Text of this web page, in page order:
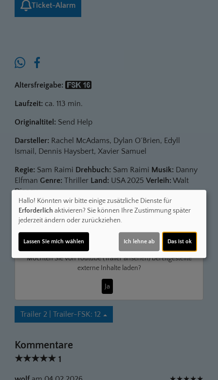
Ticket-Alarm
Altersfreigabe:
Laufzeit: ca. 113 min.
Originaltitel: Send Help
Darsteller: Rachel McAdams, Dylan O´Brien, Edyll
Ismail, Dennis Haysbert, Xavier Samuel
Regie: Sam Raimi Drehbuch: Sam Raimi Musik: Danny
Elfman Genre: Thriller Land: USA 2025 Verleih: Walt
Disney
Inhalte zum Teil von
Möchten Sie vonYoutube (Trailer ansehen)bereitgestellte
externe Inhalte laden?
Ja
Trailer 2 | Trailer-FSK: 12
Kommentare
★★★★★ 1
Hallo! Könnten wir bitte einige zusätzliche Dienste für
Erforderlich aktivieren? Sie können Ihre Zustimmung später
jederzeit ändern oder zurückziehen.
Lassen Sie mich wählen Ich lehne ab Das ist ok